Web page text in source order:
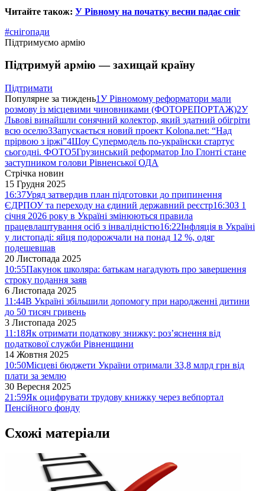
Читайте також: У Рівному на початку весни падає сніг
#снігопади
Підтримуємо армію
Підтримуй армію — захищай країну
Підтримати
Популярне за тиждень1У Рівномому реформатори мали
розмову із місцевими чиновниками (ФОТОРЕПОРТАЖ)2У
Львові винайшли сонячний колектор, який здатний обігріти
всю оселю3Запускається новий проект Kolona.net: “Над
прірвою з іржі”4Шоу Супермодель по-українски стартує
сьогодні. ФОТО5Грузинський реформатор Іло Глонті стане
заступником голови Рівненської ОДА
Стрічка новин
15 Грудня 2025
16:37Уряд затвердив план підготовки до припинення
ЄДРПОУ та переходу на єдиний державний реєстр16:30З 1
січня 2026 року в Україні змінюються правила
працевлаштування осіб з інвалідністю16:22Інфляція в Україні
у листопаді: яйця подорожчали на понад 12 %, одяг
подешевшав
20 Листопада 2025
10:55Пакунок школяра: батькам нагадують про завершення
строку подання заяв
6 Листопада 2025
11:44В Україні збільшили допомогу при народженні дитини
до 50 тисяч гривень
3 Листопада 2025
11:18Як отримати податкову знижку: роз’яснення від
податкової служби Рівненщини
14 Жовтня 2025
10:50Місцеві бюджети України отримали 33,8 млрд грн від
плати за землю
30 Вересня 2025
21:59Як оцифрувати трудову книжку через вебпортал
Пенсійного фонду
Схожі матеріали